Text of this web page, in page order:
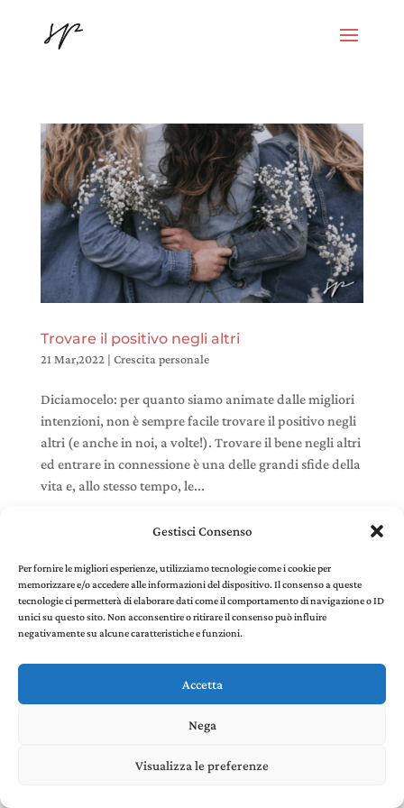
Gestisci Consenso
Per fornire le migliori esperienze, utilizziamo tecnologie come i cookie per
memorizzare e/o accedere alle informazioni del dispositivo. Il consenso a queste
tecnologie ci permetterà di elaborare dati come il comportamento di navigazione o ID
unici su questo sito. Non acconsentire o ritirare il consenso può influire
negativamente su alcune caratteristiche e funzioni.
Accetta
Nega
Visualizza le preferenze
Trovare il positivo negli altri
21 Mar,2022| Crescita personale
Diciamocelo: per quanto siamo animate dalle migliori
intenzioni, non è sempre facile trovare il positivo negli
altri (e anche in noi, a volte!). Trovare il bene negli altri
ed entrare in connessione è una delle grandi sfide della
vita e, allo stesso tempo, le...
Stefania Panelli © 2022 - P. IVA 02385410507 |Privacy
and Cookie Policycreated by Environments di
Riccardo Panelli